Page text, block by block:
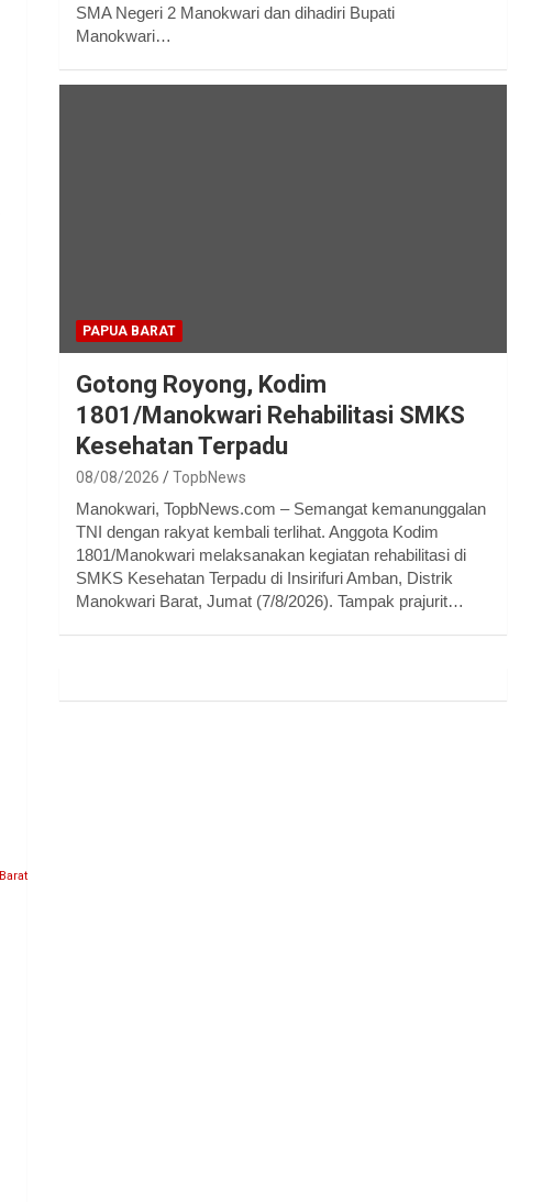
SMA Negeri 2 Manokwari dan dihadiri Bupati
Manokwari…
PAPUA BARAT
Gotong Royong, Kodim
1801/Manokwari Rehabilitasi SMKS
Kesehatan Terpadu
08/08/2026 TopbNews
Manokwari, TopbNews.com – Semangat kemanunggalan
TNI dengan rakyat kembali terlihat. Anggota Kodim
1801/Manokwari melaksanakan kegiatan rehabilitasi di
SMKS Kesehatan Terpadu di Insirifuri Amban, Distrik
Manokwari Barat, Jumat (7/8/2026). Tampak prajurit…